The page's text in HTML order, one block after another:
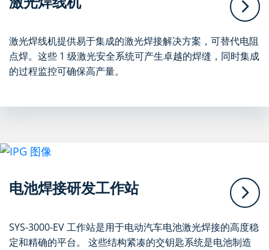
激光焊线机提供易于集成的激光焊接解决方案，可替代电阻
点焊。这些 1 级激光安全系统可产生卓越的焊缝，同时集成
的过程监控可确保高产量。
电池焊接研发工作站
SYS-3000-EV 工作站是用于电动汽车电池激光焊接的高度稳
定和精确的平台。 这些结构紧凑的交钥匙系统是电池制造